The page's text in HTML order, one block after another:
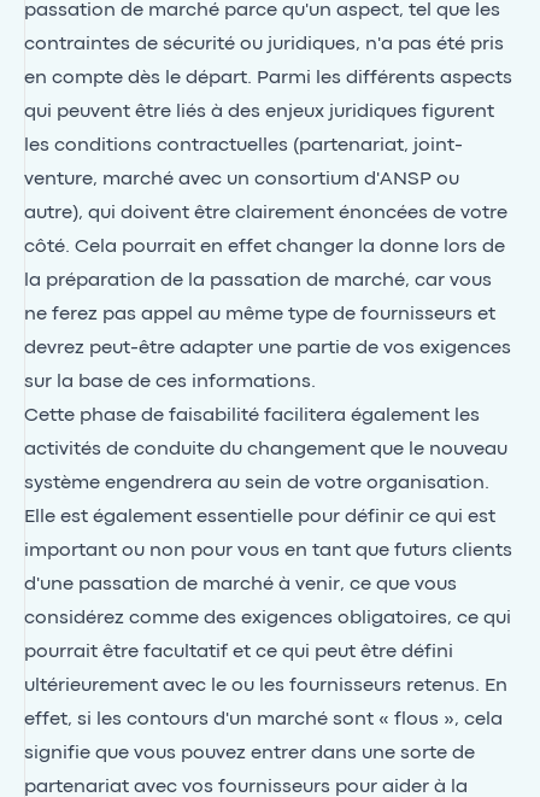
passation de marché parce qu'un aspect, tel que les
contraintes de sécurité ou juridiques, n'a pas été pris
en compte dès le départ. Parmi les différents aspects
qui peuvent être liés à des enjeux juridiques figurent
les conditions contractuelles (partenariat, joint-
venture, marché avec un consortium d'ANSP ou
autre), qui doivent être clairement énoncées de votre
côté. Cela pourrait en effet changer la donne lors de
la préparation de la passation de marché, car vous
ne ferez pas appel au même type de fournisseurs et
devrez peut-être adapter une partie de vos exigences
sur la base de ces informations.
Cette phase de faisabilité facilitera également les
activités de conduite du changement que le nouveau
système engendrera au sein de votre organisation.
Elle est également essentielle pour définir ce qui est
important ou non pour vous en tant que futurs clients
d'une passation de marché à venir, ce que vous
considérez comme des exigences obligatoires, ce qui
pourrait être facultatif et ce qui peut être défini
ultérieurement avec le ou les fournisseurs retenus. En
effet, si les contours d'un marché sont « flous », cela
signifie que vous pouvez entrer dans une sorte de
partenariat avec vos fournisseurs pour aider à la